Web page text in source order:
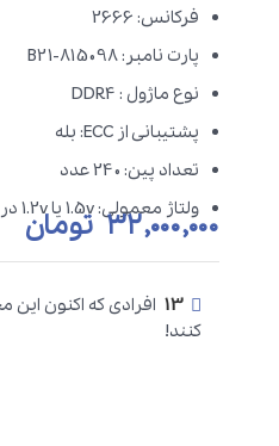
فرکانس: 2666
پارت نامبر: 815098-B21
نوع ماژول : DDR4
پشتیبانی از ECC: بله
تعداد پین: 240 عدد
ولتاژ معمولی: 1.5v یا 1.2v در سری های L
۳۲,۰۰۰,۰۰۰ تومان
13 افرادی که اکنون
کنند!